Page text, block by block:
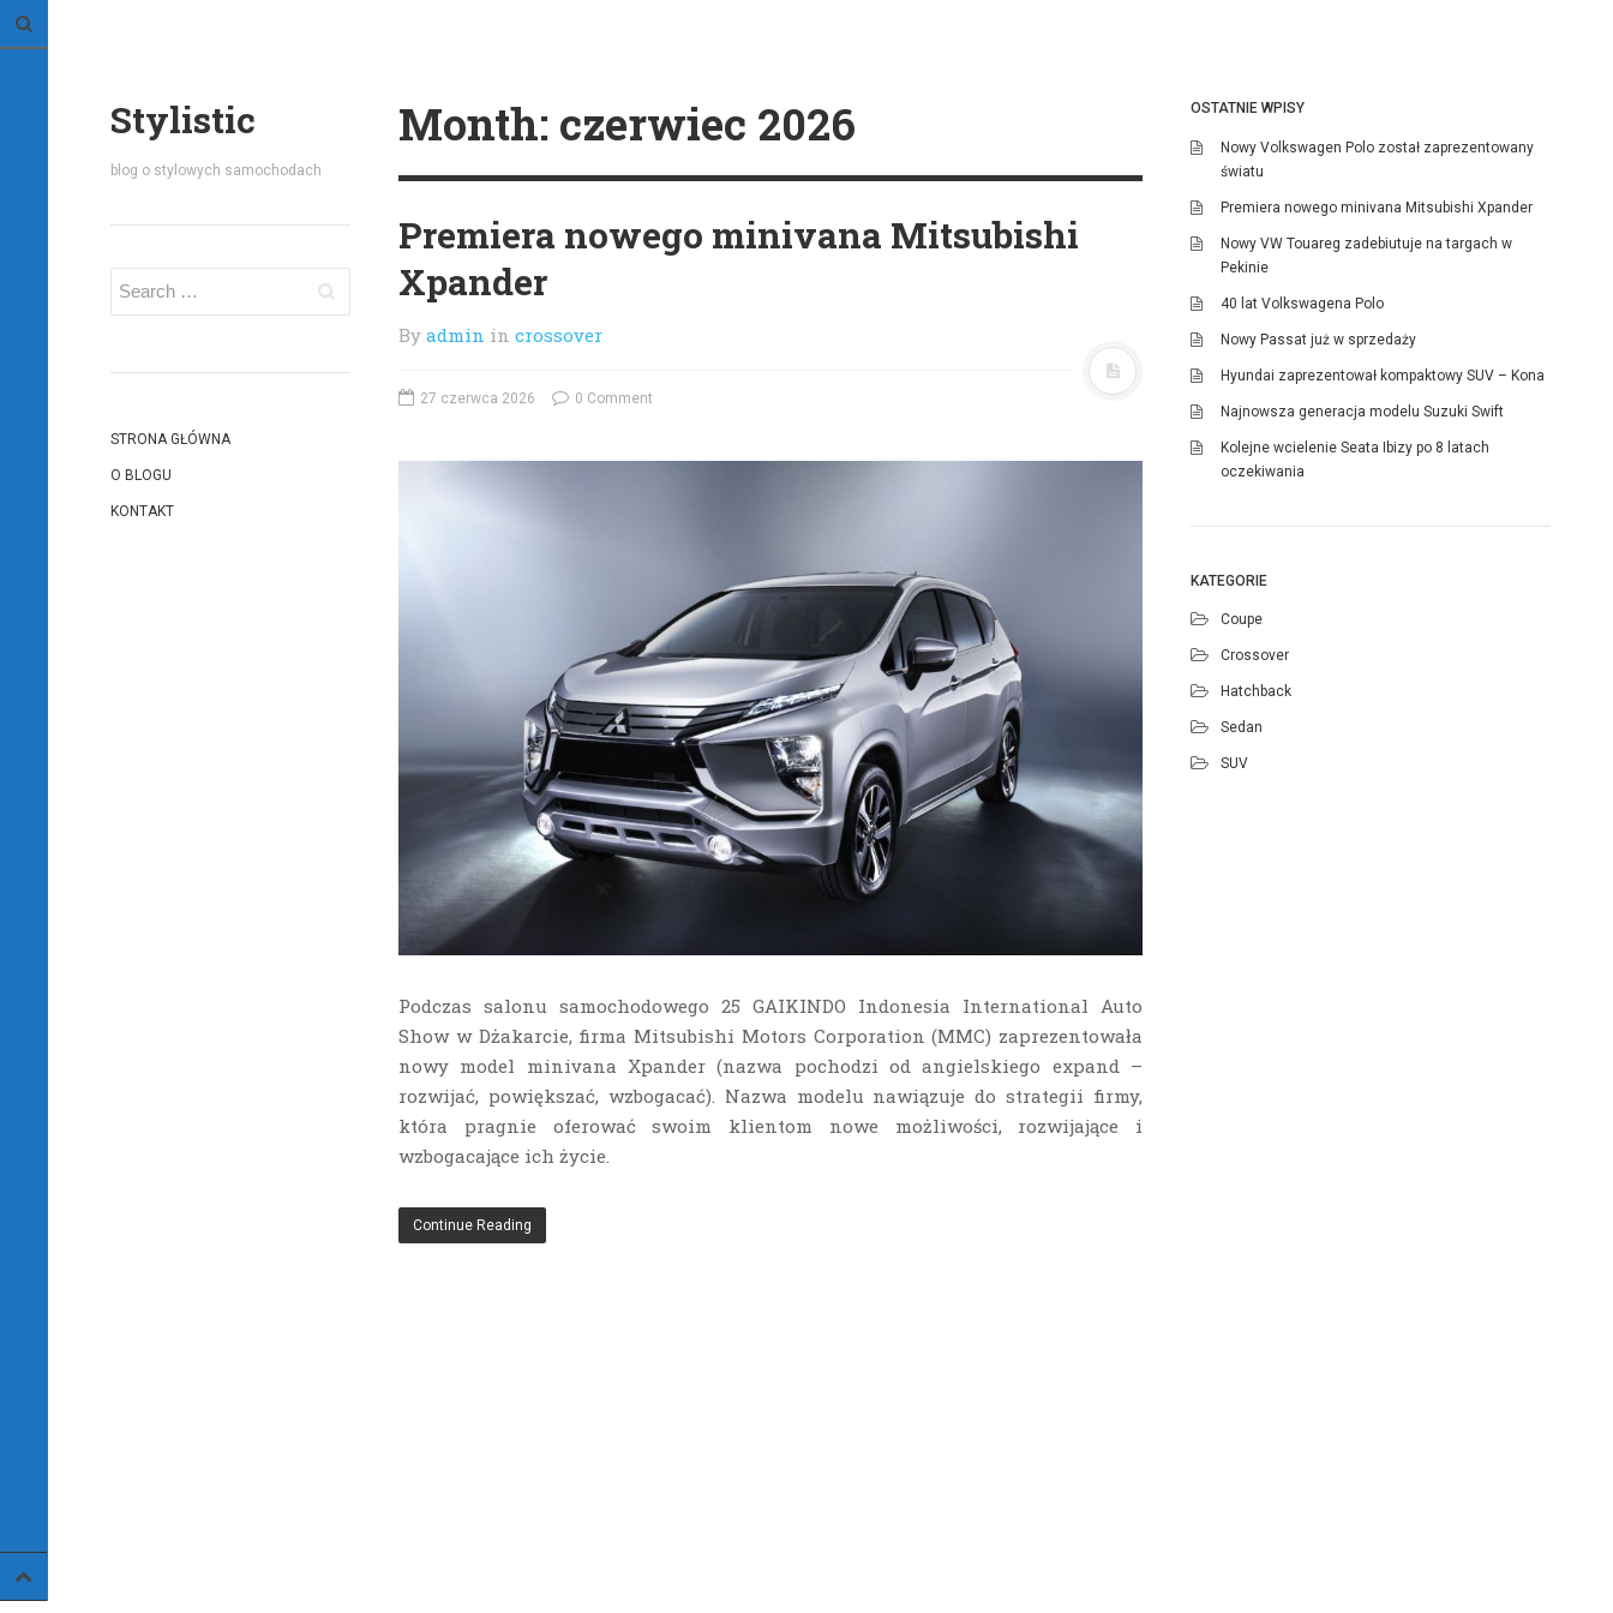
Stylistic
blog o stylowych samochodach
STRONA GŁÓWNA
O BLOGU
KONTAKT
Month: czerwiec 2026
Premiera nowego minivana Mitsubishi
Xpander
By admin in crossover
27 czerwca 2026 0 Comment
Podczas salonu samochodowego 25 GAIKINDO Indonesia International Auto
Show w Dżakarcie, firma Mitsubishi Motors Corporation (MMC) zaprezentowała
nowy model minivana Xpander (nazwa pochodzi od angielskiego expand –
rozwijać, powiększać, wzbogacać). Nazwa modelu nawiązuje do strategii firmy,
która pragnie oferować swoim klientom nowe możliwości, rozwijające i
wzbogacające ich życie.
Continue Reading
OSTATNIE WPISY
Nowy Volkswagen Polo został zaprezentowany
światu
Premiera nowego minivana Mitsubishi Xpander
Nowy VW Touareg zadebiutuje na targach w
Pekinie
40 lat Volkswagena Polo
Nowy Passat już w sprzedaży
Hyundai zaprezentował kompaktowy SUV – Kona
Najnowsza generacja modelu Suzuki Swift
Kolejne wcielenie Seata Ibizy po 8 latach
oczekiwania
KATEGORIE
Coupe
Crossover
Hatchback
Sedan
SUV